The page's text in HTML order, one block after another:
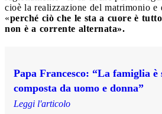
cioè la realizzazione del matrimonio e
«perché ciò che le sta a cuore è
non è a corrente alternata».
Papa Francesco: “La famiglia è
composta da uomo e donna”
Leggi l'articolo